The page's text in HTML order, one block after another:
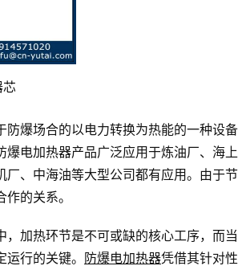
芯
防爆场合的以电力转换为热能的一种设
爆电加热器产品广泛应用于炼油厂、海
厂、中海油等大型公司都有应用。由于
的关系。
，加热环节是不可或缺的核心工序，而
行的关键。
防爆电加热器凭借其针对